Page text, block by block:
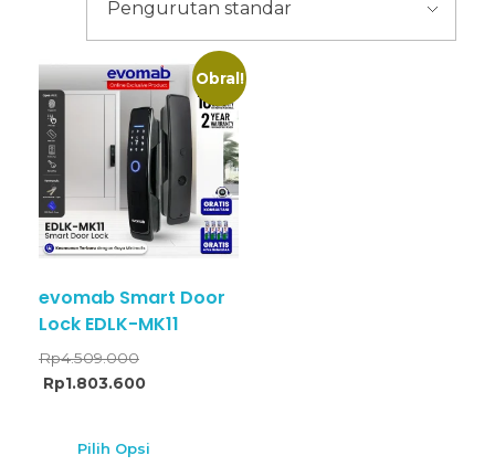
Obral!
evomab Smart Door
Lock EDLK-MK11
Rp4.509.000
Rp1.803.600
Pilih Opsi